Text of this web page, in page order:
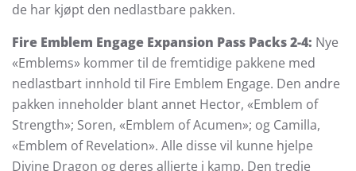
de har kjøpt den nedlastbare pakken.
Fire Emblem Engage Expansion Pass Packs 2-4: Nye
«Emblems» kommer til de fremtidige pakkene med
nedlastbart innhold til Fire Emblem Engage. Den andre
pakken inneholder blant annet Hector, «Emblem of
Strength»; Soren, «Emblem of Acumen»; og Camilla,
«Emblem of Revelation». Alle disse vil kunne hjelpe
Divine Dragon og deres allierte i kamp. Den tredje